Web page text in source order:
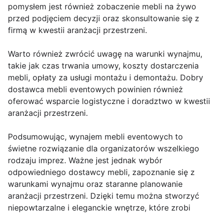
pomysłem jest również zobaczenie mebli na żywo
przed podjęciem decyzji oraz skonsultowanie się z
firmą w kwestii aranżacji przestrzeni.
Warto również zwrócić uwagę na warunki wynajmu,
takie jak czas trwania umowy, koszty dostarczenia
mebli, opłaty za usługi montażu i demontażu. Dobry
dostawca mebli eventowych powinien również
oferować wsparcie logistyczne i doradztwo w kwestii
aranżacji przestrzeni.
Podsumowując, wynajem mebli eventowych to
świetne rozwiązanie dla organizatorów wszelkiego
rodzaju imprez. Ważne jest jednak wybór
odpowiedniego dostawcy mebli, zapoznanie się z
warunkami wynajmu oraz staranne planowanie
aranżacji przestrzeni. Dzięki temu można stworzyć
niepowtarzalne i eleganckie wnętrze, które zrobi